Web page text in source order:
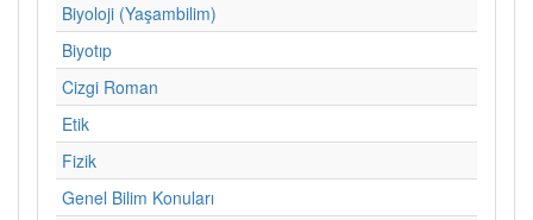
Biyoloji (Yaşambilim)
Biyotıp
Cizgi Roman
Etik
Fizik
Genel Bilim Konuları